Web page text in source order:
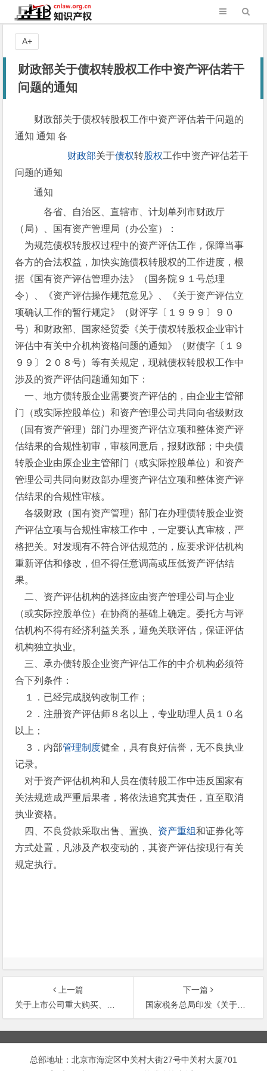
财政部关于债权转股权工作中资产评估若干
问题的通知
财政部关于债权转股权工作中资产评估若干问题的
通知 通知 各
财政部关于债权转股权工作中资产评估若干
问题的通知
通知
各省、自治区、直辖市、计划单列市财政厅
（局）、国有资产管理局（办公室）：
为规范债权转股权过程中的资产评估工作，保障当事
各方的合法权益，加快实施债权转股权的工作进度，根
据《国有资产评估管理办法》（国务院９１号总理
令）、《资产评估操作规范意见》、《关于资产评估立
项确认工作的暂行规定》（财评字〔１９９９〕９０
号）和财政部、国家经贸委《关于债权转股权企业审计
评估中有关中介机构资格问题的通知》（财债字〔１９
９９〕２０８号）等有关规定，现就债权转股权工作中
涉及的资产评估问题通知如下：
一、地方债转股企业需要资产评估的，由企业主管部
门（或实际控股单位）和资产管理公司共同向省级财政
（国有资产管理）部门办理资产评估立项和整体资产评
估结果的合规性初审，审核同意后，报财政部；中央债
转股企业由原企业主管部门（或实际控股单位）和资产
管理公司共同向财政部办理资产评估立项和整体资产评
估结果的合规性审核。
各级财政（国有资产管理）部门在办理债转股企业资
产评估立项与合规性审核工作中，一定要认真审核，严
格把关。对发现有不符合评估规范的，应要求评估机构
重新评估和修改，但不得任意调高或压低资产评估结
果。
二、资产评估机构的选择应由资产管理公司与企业
（或实际控股单位）在协商的基础上确定。委托方与评
估机构不得有经济利益关系，避免关联评估，保证评估
机构独立执业。
三、承办债转股企业资产评估工作的中介机构必须符
合下列条件：
１．已经完成脱钩改制工作；
２．注册资产评估师８名以上，专业助理人员１０名
以上；
３．内部管理制度健全，具有良好信誉，无不良执业
记录。
对于资产评估机构和人员在债转股工作中违反国家有
关法规造成严重后果者，将依法追究其责任，直至取消
执业资格。
四、不良贷款采取出售、置换、 资产重组和证券化等
方式处置，凡涉及产权变动的，其资产评估按现行有关
规定执行。
A+
上一篇
关于上市公司重大购买、出售、置换资产若干问题的通知
下一篇
国家税务总局印发《关于外商投资企业合并、分立、股权重组、资产转让等重组业务所得税处理的暂行规定》的通
文
章
总部地址：北京市海淀区中关村大街27号中关村大厦701